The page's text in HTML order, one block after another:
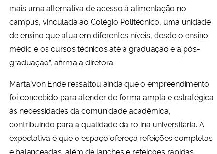
mais uma alternativa de acesso à alimentação no
campus, vinculada ao Colégio Politécnico, uma unidade
de ensino que atua em diferentes níveis, desde o ensino
médio e os cursos técnicos até a graduação e a pós-
graduação”, afirma a diretora.
Marta Von Ende ressaltou ainda que o empreendimento
foi concebido para atender de forma ampla e estratégica
às necessidades da comunidade acadêmica,
contribuindo para a qualidade da rotina universitária. A
expectativa é que o espaço ofereça refeições completas
e balanceadas, além de lanches e refeições rápidas,